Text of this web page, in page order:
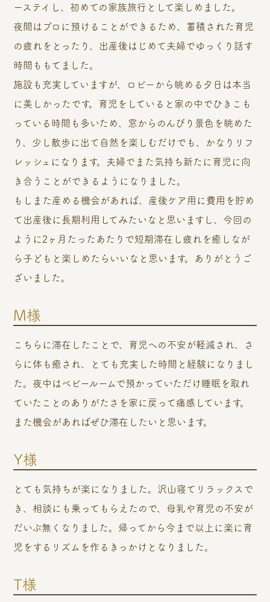
ーステイし、初めての家族旅行として楽しめました。
夜間はプロに預けることができるため、蓄積された育児
の疲れをとったり、出産後はじめて夫婦でゆっくり話す
時間ももてました。
施設も充実していますが、ロビーから眺める夕日は本当
に美しかったです。育児をしていると家の中でひきこも
っている時間も多いため、窓からのんびり景色を眺めた
り、少し散歩に出て自然を楽しむだけでも、かなりリフ
レッシュになります。夫婦でまた気持ち新たに育児に向
き合うことができるようになりました。
もしまた産める機会があれば、産後ケア用に費用を貯め
て出産後に長期利用してみたいなと思いますし、今回の
ように2ヶ月たったあたりで短期滞在し疲れを癒しなが
ら子どもと楽しめたらいいなと思います。ありがとうご
ざいました。
M様
こちらに滞在したことで、育児への不安が軽減され、さ
らに体も癒され、とても充実した時間と経験になりまし
た。夜中はベビールームで預かっていただけ睡眠を取れ
ていたことのありがたさを家に戻って痛感しています。
また機会があればぜひ滞在したいと思います。
Y様
とても気持ちが楽になりました。沢山寝てリラックスで
き、相談にも乗ってもらえたので、母乳や育児の不安が
だいぶ無くなりました。帰ってから今まで以上に楽に育
児をするリズムを作るきっかけとなりました。
T様